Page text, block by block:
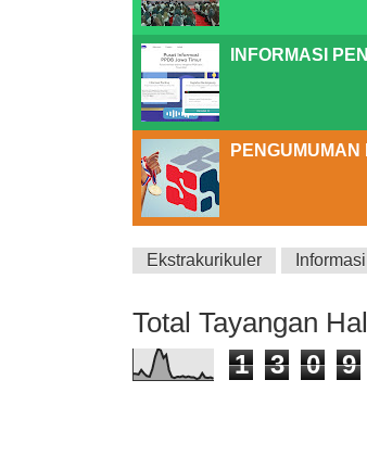
INFORMASI
Ekstrakurikuler Informasi
Total Tayangan
1 3 0 9